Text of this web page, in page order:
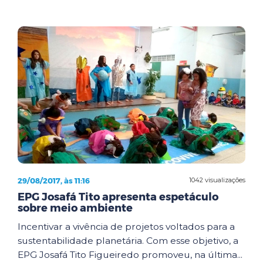
1042 visualizações
29/08/2017, às 11:16
EPG Josafá Tito apresenta espetáculo
sobre meio ambiente
Incentivar a vivência de projetos voltados para a
sustentabilidade planetária. Com esse objetivo, a
EPG Josafá Tito Figueiredo promoveu, na última...